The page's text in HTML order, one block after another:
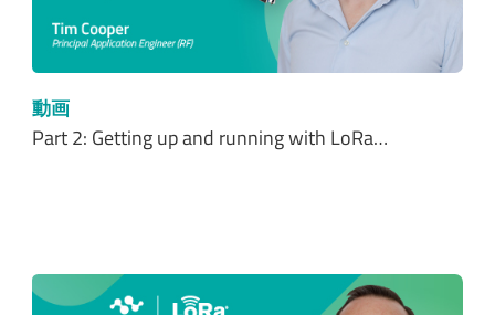
動画
Part 2: Getting up and running with LoRa…